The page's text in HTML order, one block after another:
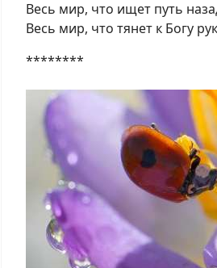
Весь мир, что ищет путь
Весь мир, что тянет к Богу
********